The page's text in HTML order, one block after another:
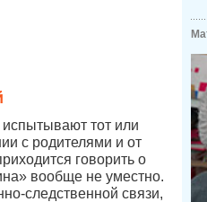
тот или
с родителями и от
говорить о
вообще не уместно.
следственной связи,